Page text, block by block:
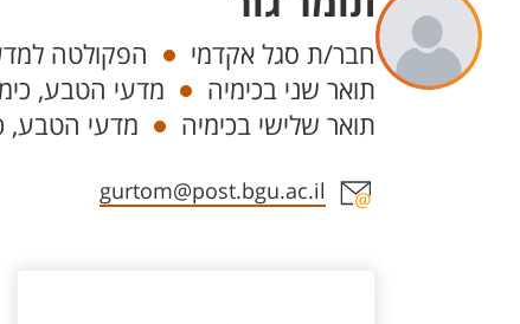
Departments
חבר/ת סגל אקדמי
הפקולטה
תואר שני בכימיה
מדעי הטבע,
תואר שלישי בכימיה
מדעי הטבע,
Staff member contact section
gurtom@post.bgu.ac.il